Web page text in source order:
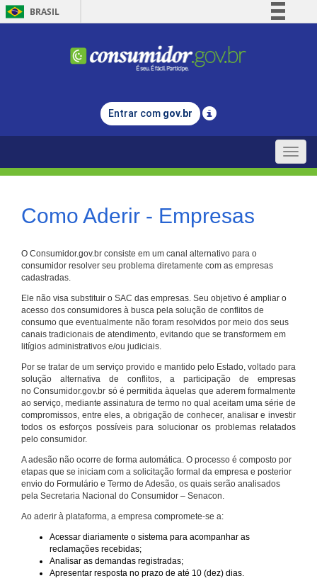
BRASIL
Comunica BR
Legislação
Entrar com gov.br
Toggle
Como Aderir - Empresas
O Consumidor.gov.br consiste em um canal alternativo para o
consumidor resolver seu problema diretamente com as empresas
cadastradas.
Ele não visa substituir o SAC das empresas. Seu objetivo é ampliar o
acesso dos consumidores à busca pela solução de conflitos de
consumo que eventualmente não foram resolvidos por meio dos seus
canais tradicionais de atendimento, evitando que se transformem em
litígios administrativos e/ou judiciais.
Por se tratar de um serviço provido e mantido pelo Estado, voltado para
solução alternativa de conflitos, a participação de empresas
no Consumidor.gov.br só é permitida àquelas que aderem formalmente
ao serviço, mediante assinatura de termo no qual aceitam uma série de
compromissos, entre eles, a obrigação de conhecer, analisar e investir
todos os esforços possíveis para solucionar os problemas relatados
pelo consumidor.
A adesão não ocorre de forma automática. O processo é composto por
etapas que se iniciam com a solicitação formal da empresa e posterior
envio do Formulário e Termo de Adesão, os quais serão analisados
pela Secretaria Nacional do Consumidor – Senacon.
Ao aderir à plataforma, a empresa compromete-se a:
Acessar diariamente o sistema para acompanhar as
reclamações recebidas;
Analisar as demandas registradas;
Apresentar resposta no prazo de até 10 (dez) dias.